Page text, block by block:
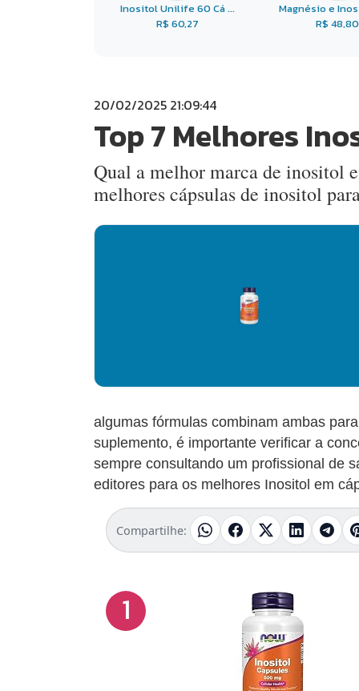
Inositol Unilife 60 Cá ...
R$ 60,27
Magnésio e
R$ 48,80
20/02/2025 21:09:44
Top 7 Melhores
Qual a melhor marca de inositol
melhores cápsulas de inositol
algumas fórmulas combinam ambas
suplemento, é importante verificar a
sempre consultando um profissional de
editores para os melhores Inositol em
Compartilhe:
1